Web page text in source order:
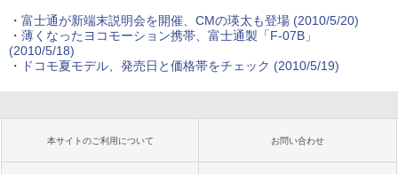
・ 富士通が新端末説明会を開催、CMの瑛太も登場(2010/5/20)
・ 薄くなったヨコモーション携帯、富士通製「F-07B」
(2010/5/18)
・
ドコモ夏モデル、発売日と価格帯をチェック (2010/5/19)
本サイトのご利用について お問い合わせ